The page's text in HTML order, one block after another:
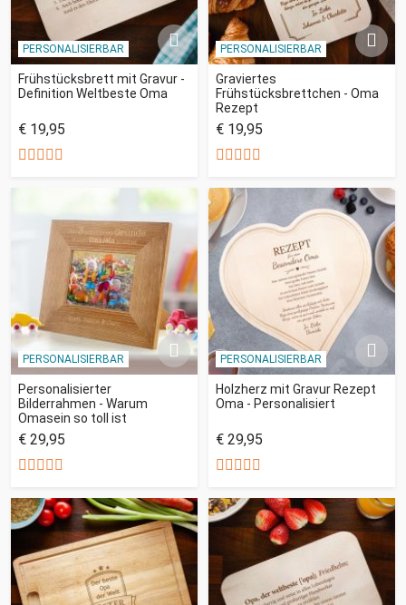
PERSONALISIERBAR
Frühstücksbrett mit Gravur -
Definition Weltbeste Oma
€ 19,95
PERSONALISIERBAR
Graviertes
Frühstücksbrettchen - Oma
Rezept
€ 19,95
PERSONALISIERBAR
Personalisierter
Bilderrahmen - Warum
Omasein so toll ist
€ 29,95
PERSONALISIERBAR
Holzherz mit Gravur Rezept
Oma - Personalisiert
€ 29,95